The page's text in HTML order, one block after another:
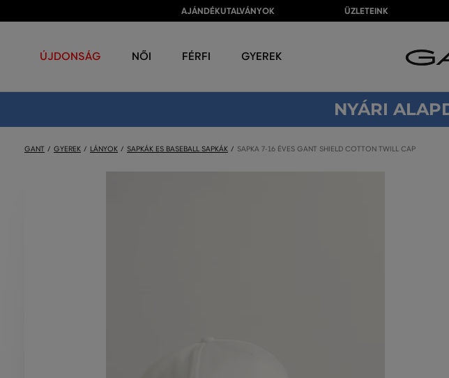
AJÁNDÉKUTALVÁNYOK ÜZLETEINK
ÚJDONSÁG NŐI FÉRFI GYEREK
NYÁRI
GANT GYEREK LÁNYOK SAPKÁK ES BASEBALL SAPKÁK SAPKA 7-16 ÉVES GANT SHIELD COTTON TWILL CAP